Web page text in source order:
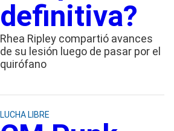
definitiva?
Rhea Ripley compartió avances
de su lesión luego de pasar por el
quirófano
LUCHA LIBRE